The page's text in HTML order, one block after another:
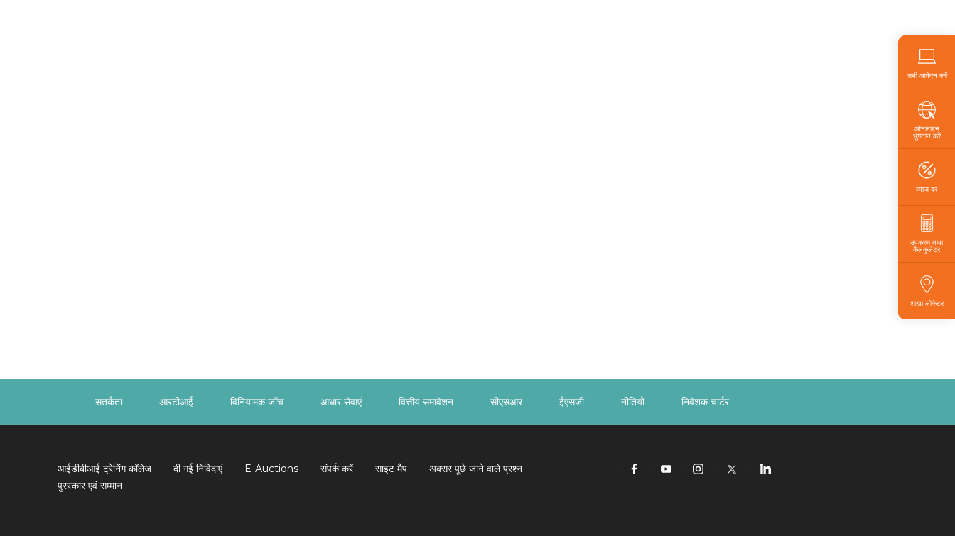
सतर्कता आरटीआई विनियामक जाँच आधार सेवाएं वित्तीय समावेशन सीएसआर ईएसजी नीतियों निवेशक चार्टर
आईडीबीआई ट्रेनिंग कॉलेज दी गई निविदाएं E-Auctions संपर्क करें साइट मैप
अक्सर पूछे जाने वाले प्रश्न
पुरस्कार एवं सम्मान
अभी आवेदन करें
ऑनलाइन
भुगतान करें
ब्याज दर
उपकरण तथा
कैलकुलेटर
शाखा लोकेटर